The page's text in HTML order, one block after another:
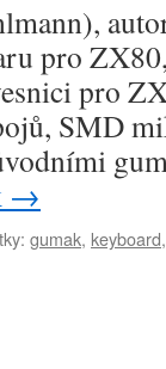
pro
pro
SMD
→
gumak, keyboard